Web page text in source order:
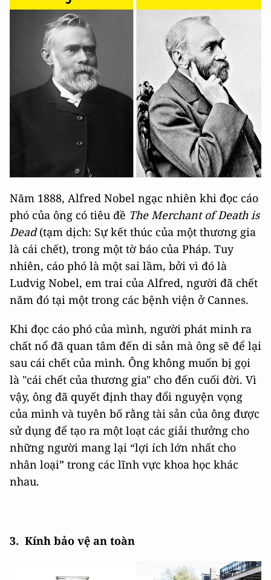
Năm 1888, Alfred Nobel ngạc nhiên khi đọc cáo
phó của ông có tiêu đề The Merchant of Deathis
Dead(tạm dịch: Sự kết thúc của một thương gia
là cái chết), trong một tờ báo của Pháp. Tuy
nhiên, cáo phó là một sai lầm, bởi vì đó là
Ludvig Nobel, em trai của Alfred, người đã chết
năm đó tại một trong các bệnh viện ở Cannes.
Khi đọc cáo phó của mình, người phát minh ra
chất nổ đã quan tâm đến di sản mà ông sẽ để lại
sau cái chết của mình. Ông không muốn bị gọi
là "cái chết của thương gia" cho đến cuối đời. Vì
vậy, ông đã quyết định thay đổi nguyện vọng
của mình và tuyên bố rằng tài sản của ông được
sử dụng để tạo ra một loạt các giải thưởng cho
những người mang lại “lợi ích lớn nhất cho
nhân loại” trong các lĩnh vực khoa học khác
nhau.
3. Kính bảo vệ an toàn